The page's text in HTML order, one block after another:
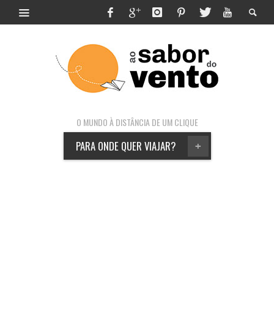
O MUNDO À DISTÂNCIA DE UM CLIQUE
+
PARA ONDE QUER VIAJAR?